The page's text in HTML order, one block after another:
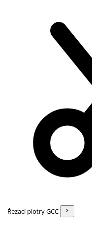
Řezací plotry GCC